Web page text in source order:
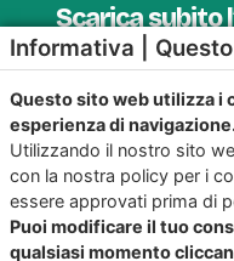
Scarica subito
Informativa |
Questo sito web utilizza i
esperienza di
Utilizzando il nostro sito
con la nostra policy per i
essere approvati prima di
Puoi modificare il tuo
qualsiasi momento